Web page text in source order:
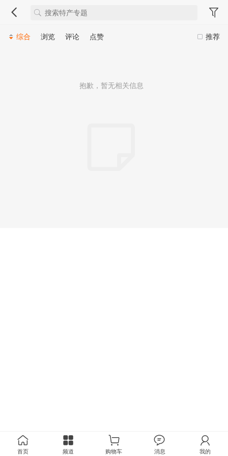
推荐
综合 浏览 评论 点赞
抱歉，暂无相关信息
首页 频道 购物车 消息 我的